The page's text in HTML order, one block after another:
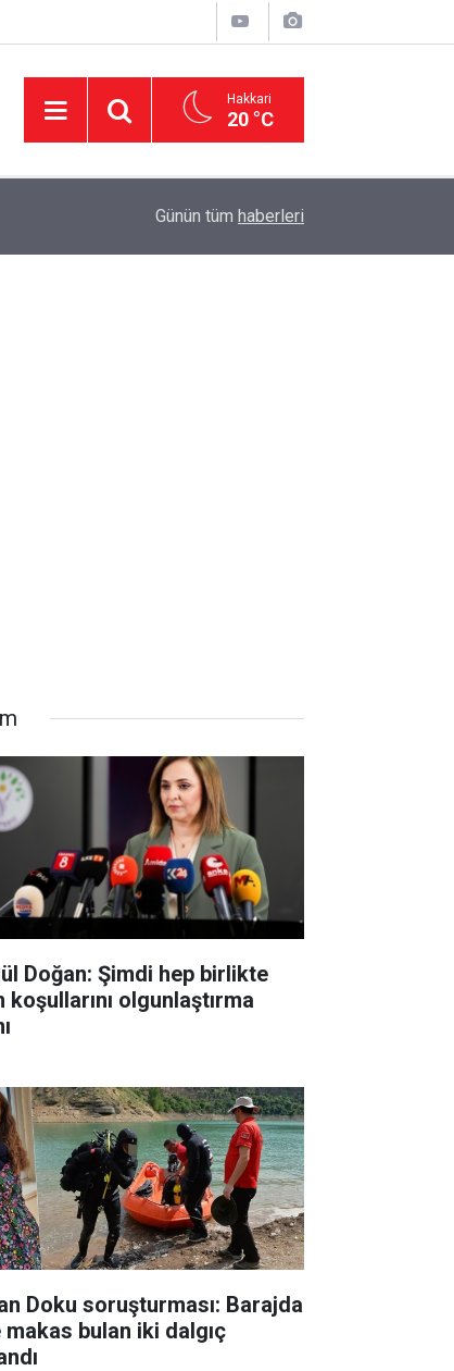
Hakkari
20 °C
Hakkâri Valisi İbrahim Taşyapan, İran
Günün tüm haberleri
Doğan: Şimdi hep birlikte
koşullarını olgunlaştırma
Doku soruşturması: Barajda
bulan iki dalgıç